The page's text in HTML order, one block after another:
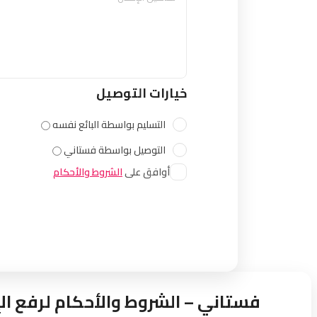
خيارات التوصيل
التسليم بواسطة البائع نفسه
التوصيل بواسطة فستاني
أوافق علىالشروط والأحكام
فستاني – الشروط والأحكام لرفع